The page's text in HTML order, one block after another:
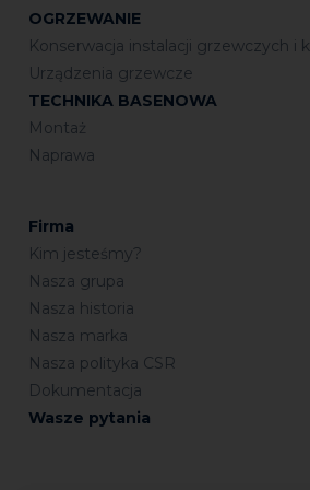
OGRZEWANIE
Konserwacja instalacji grzewczych i
Urządzenia grzewcze
TECHNIKA BASENOWA
Montaż
Naprawa
Firma
Kim jesteśmy?
Nasza grupa
Nasza historia
Nasza marka
Nasza polityka CSR
Dokumentacja
Wasze pytania